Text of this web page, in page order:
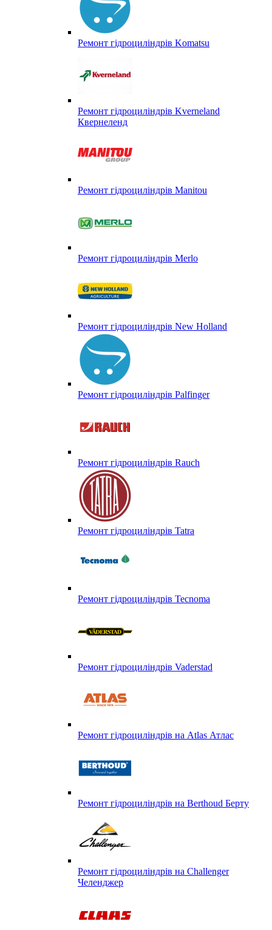
Ремонт гідроциліндрів Komatsu
Ремонт гідроциліндрів Kverneland
Квернеленд
Ремонт гідроциліндрів Manitou
Ремонт гідроциліндрів Merlo
Ремонт гідроциліндрів New Holland
Ремонт гідроциліндрів Palfinger
Ремонт гідроциліндрів Rauch
Ремонт гідроциліндрів Tatra
Ремонт гідроциліндрів Tecnoma
Ремонт гідроциліндрів Vaderstad
Ремонт гідроциліндрів на Atlas Атлас
Ремонт гідроциліндрів на Berthoud Берту
Ремонт гідроциліндрів на Challenger
Челенджер